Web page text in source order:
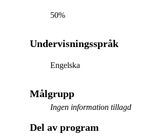
50%
Undervisningsspråk
Engelska
Målgrupp
Ingen information tillagd
Del av program